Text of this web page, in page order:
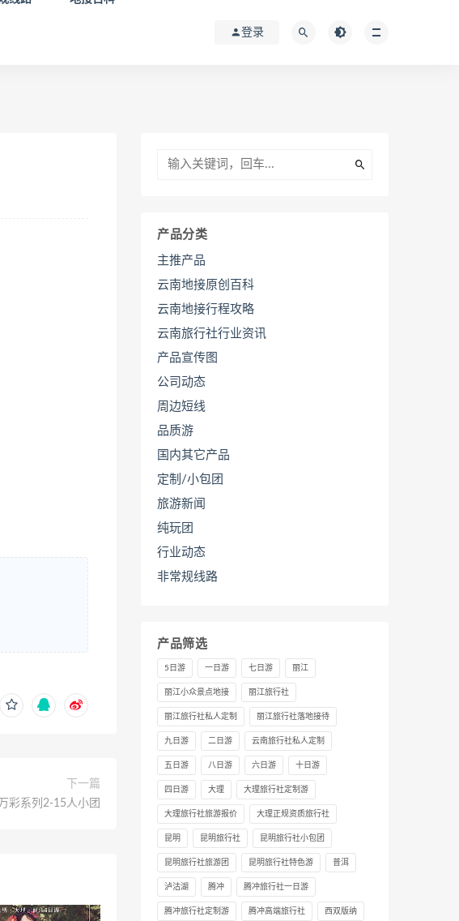
登录
下一篇
万彩系列2-15人小团
产品分类
主推产品
云南地接原创百科
云南地接行程攻略
云南旅行社行业资讯
产品宣传图
公司动态
周边短线
品质游
国内其它产品
定制/小包团
旅游新闻
纯玩团
行业动态
非常规线路
产品筛选
5日游 一日游 七日游 丽江
丽江小众景点地接 丽江旅行社
丽江旅行社私人定制 丽江旅行社落地接待
九日游 二日游 云南旅行社私人定制
五日游 八日游 六日游 十日游
四日游 大理 大理旅行社定制游
大理旅行社旅游报价 大理正规资质旅行社
昆明 昆明旅行社 昆明旅行社小包团
昆明旅行社旅游团 昆明旅行社特色游 普洱
泸沽湖 腾冲 腾冲旅行社一日游
腾冲旅行社定制游 腾冲高端旅行社 西双版纳